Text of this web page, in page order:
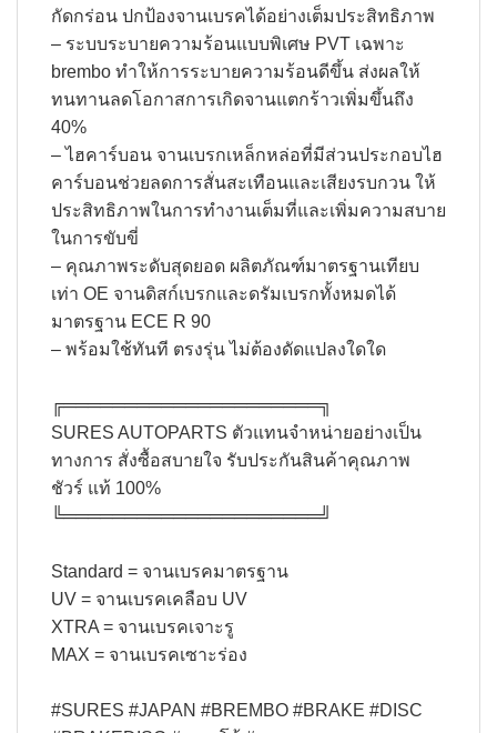
กัดกร่อน ปกป้องจานเบรคได้อย่างเต็มประสิทธิภาพ​
– ระบบระบายความร้อนแบบพิเศษ PVT เฉพาะ
brembo ทำให้การระบายความร้อนดีขึ้น ส่งผลให้
ทนทานลดโอกาสการเกิดจานแตกร้าวเพิ่มขึ้นถึง
40%​
– ไฮคาร์บอน จานเบรกเหล็กหล่อที่มีส่วนประกอบไฮ
คาร์บอนช่วยลดการสั่นสะเทือนและเสียงรบกวน ให้
ประสิทธิภาพในการทำงานเต็มที่และเพิ่มความสบาย
ในการขับขี่​
– คุณภาพระดับสุดยอด ผลิตภัณฑ์มาตรฐานเทียบ
เท่า OE จานดิสก์เบรกและดรัมเบรกทั้งหมดได้
มาตรฐาน ECE R 90​
– พร้อมใช้ทันที ตรงรุ่น ไม่ต้องดัดแปลงใดใด​
╔═════════════════════╗​
SURES AUTOPARTS ตัวแทนจำหน่ายอย่างเป็น
ทางการ สั่งซื้อสบายใจ รับประกันสินค้าคุณภาพ
ชัวร์ แท้ 100%​
╚═════════════════════╝​
Standard = จานเบรคมาตรฐาน​
UV = จานเบรคเคลือบ UV​
XTRA = จานเบรคเจาะรู​
MAX = จานเบรคเซาะร่อง​
#SURES #JAPAN #BREMBO #BRAKE #DISC